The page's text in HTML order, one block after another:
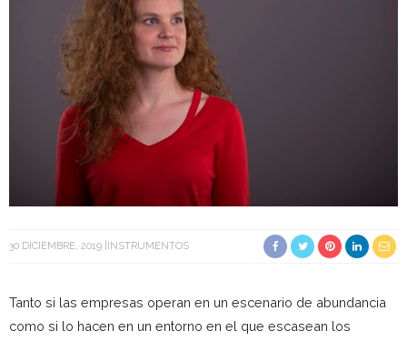
30 DICIEMBRE, 2019 INSTRUMENTOS
Tanto si las empresas operan en un escenario de abundancia
como si lo hacen en un entorno en el que escasean los